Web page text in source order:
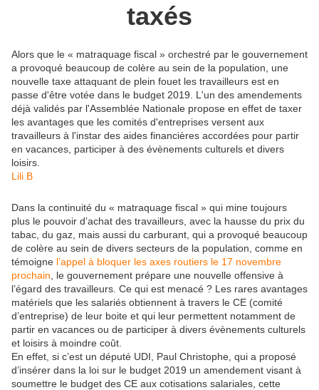
taxés
Alors que le « matraquage fiscal » orchestré par le gouvernement
a provoqué beaucoup de colère au sein de la population, une
nouvelle taxe attaquant de plein fouet les travailleurs est en
passe d'être votée dans le budget 2019. L'un des amendements
déjà validés par l'Assemblée Nationale propose en effet de taxer
les avantages que les comités d'entreprises versent aux
travailleurs à l'instar des aides financières accordées pour partir
en vacances, participer à des évènements culturels et divers
loisirs.
Lili B
Dans la continuité du « matraquage fiscal » qui mine toujours
plus le pouvoir d’achat des travailleurs, avec la hausse du prix du
tabac, du gaz, mais aussi du carburant, qui a provoqué beaucoup
de colère au sein de divers secteurs de la population, comme en
témoigne l’appel à bloquer les axes routiers le 17 novembre
prochain , le gouvernement prépare une nouvelle offensive à
l’égard des travailleurs. Ce qui est menacé ? Les rares avantages
matériels que les salariés obtiennent à travers le CE (comité
d’entreprise) de leur boite et qui leur permettent notamment de
partir en vacances ou de participer à divers évènements culturels
et loisirs à moindre coût.
En effet, si c’est un député UDI, Paul Christophe, qui a proposé
d’insérer dans la loi sur le budget 2019 un amendement visant à
soumettre le budget des CE aux cotisations salariales, cette